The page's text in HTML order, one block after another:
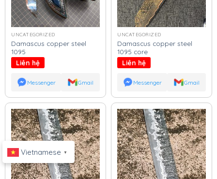
UNCATEGORIZED
Damascus copper steel
1095
Liên hệ
Messenger Gmail
UNCATEGORIZED
Damascus copper steel
1095 core
Liên hệ
Messenger Gmail
Vietnamese ▼